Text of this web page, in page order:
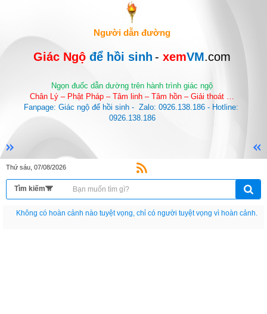
Người dẫn đường
Giác Ngộ để hồi sinh - xemVM.com
Ngọn đuốc dẫn dường trên hành trình giác ngộ
Chân Lý – Phật Pháp – Tâm linh – Tâm hồn – Giải thoát …
Fanpage: Giác ngộ để hồi sinh -  Zalo: 0926.138.186 - Hotline:
0926.138.186
Thứ sáu, 07/08/2026
Nếu như không chịu học tập thì cho dù đi vạn dặm đường cũng chỉ là anh đưa